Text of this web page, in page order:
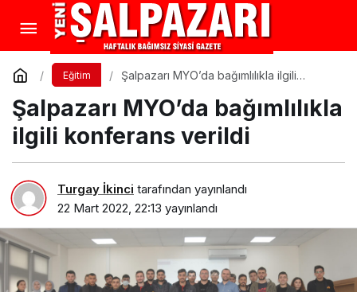
Eğitim
Şalpazarı MYO’da bağımlılıkla ilgili
Şalpazarı MYO’da bağımlılıkla
ilgili konferans verildi
Turgay İkinci tarafından yayınlandı
22 Mart 2022, 22:13 yayınlandı